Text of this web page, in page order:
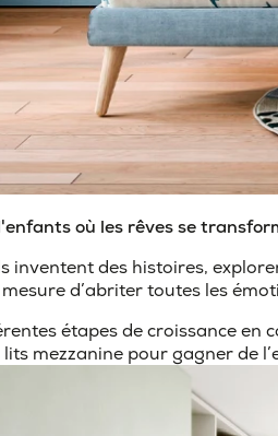
où les rêves se
inventent des histoires,
d’abriter toutes les
étapes de croissance en
mezzanine pour gagner de